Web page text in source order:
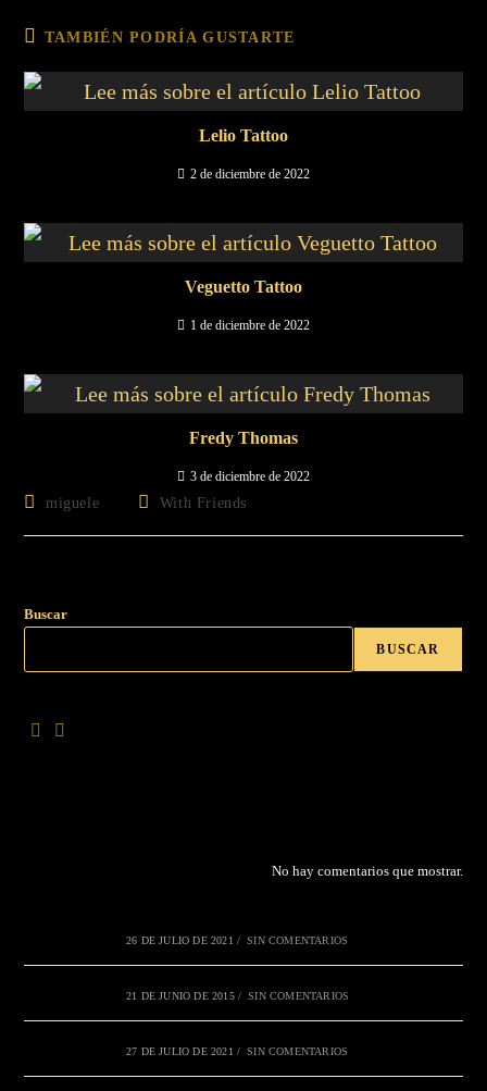
TAMBIÉN PODRÍA GUSTARTE
Lelio Tattoo
2 de diciembre de 2022
Veguetto Tattoo
1 de diciembre de 2022
Fredy Thomas
3 de diciembre de 2022
miguele With Friends
Buscar
BUSCAR
No hay comentarios que mostrar.
26 DE JULIO DE 2021 / SIN COMENTARIOS
21 DE JUNIO DE 2015 / SIN COMENTARIOS
27 DE JULIO DE 2021 / SIN COMENTARIOS